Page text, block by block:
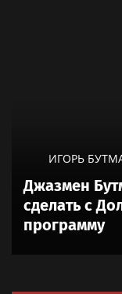
ИГОРЬ
Джазмен
сделать с
программу